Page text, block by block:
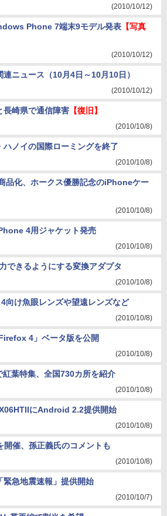
(2010/10/12)
Phone 7端末9モデル発表【写真
(2010/10/12)
ニュース（10月4日～10月10日）
(2010/10/12)
長崎県で通信障害【復旧】
(2010/10/8)
ハノイの国際ローミングを終了
(2010/10/8)
品化、ホークス優勝記念のiPhoneケー
(2010/10/8)
4用ジャケット発売
(2010/10/8)
できるようにする変換アダプタ
(2010/10/8)
向け魚眼レンズや望遠レンズなど
(2010/10/8)
4」ベータ版を公開
(2010/10/8)
葉特集、全国730カ所を紹介
(2010/10/8)
にAndroid 2.2提供開始
(2010/10/8)
開催、孫正義氏のコメントも
(2010/10/8)
緊急地震速報」提供開始
(2010/10/7)